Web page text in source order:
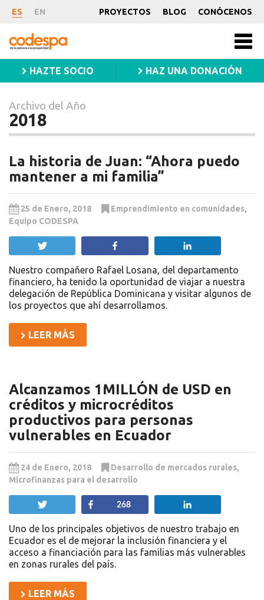
Archivo
Año
2018
ES EN PROYECTOS BLOG CONÓCENOS
CODESPA
HAZTE SOCIO HAZ UNA DONACIÓN
Archivo del Año
2018
La historia de Juan: “Ahora puedo
mantener a mi familia”
25 de Enero, 2018 Emprendimiento en comunidades,
Equipo CODESPA
Nuestro compañero Rafael Losana, del departamento
financiero, ha tenido la oportunidad de viajar a nuestra
delegación de República Dominicana y visitar algunos de
los proyectos que ahí desarrollamos.
LEER MÁS
Alcanzamos 1MILLÓN de USD en
créditos y microcréditos
productivos para personas
vulnerables en Ecuador
24 de Enero, 2018 Desarrollo de mercados rurales,
Microfinanzas para el desarrollo
Compartir
268
Uno de los principales objetivos de nuestro trabajo en
Ecuador es el de mejorar la inclusión financiera y el
acceso a financiación para las familias más vulnerables
en zonas rurales del país.
LEER MÁS